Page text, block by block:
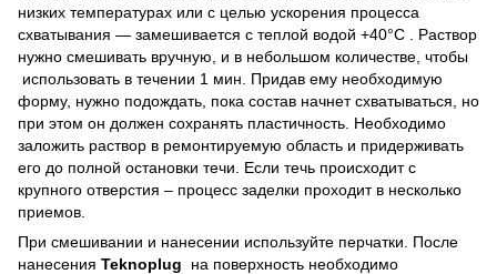
низких температурах или с целью ускорения процесса
схватывания — замешивается с теплой водой +40°С . Раствор
нужно смешивать вручную, и в небольшом количестве, чтобы
использовать в течении 1 мин. Придав ему необходимую
форму, нужно подождать, пока состав начнет схватываться, но
при этом он должен сохранять пластичность. Необходимо
заложить раствор в ремонтируемую область и придерживать
его до полной остановки течи. Если течь происходит с
крупного отверстия – процесс заделки проходит в несколько
приемов.
При смешивании и нанесении используйте перчатки. После
нанесения Teknoplug на поверхность необходимо